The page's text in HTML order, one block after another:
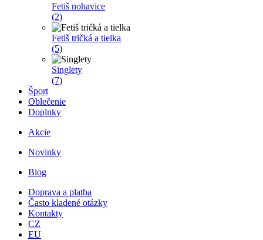
Fetiš nohavice
(2)
Fetiš tričká a tielka
(5)
Singlety
(7)
Šport
Oblečenie
Doplnky
Akcie
Novinky
Blog
Doprava a platba
Často kladené otázky
Kontakty
CZ
EU